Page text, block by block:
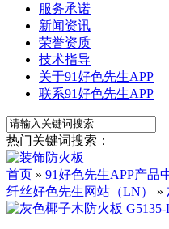
服务承诺
新闻资讯
荣誉资质
技术指导
关于91好色先生APP
联系91好色先生APP
热门关键词搜索：
首页 » 91好色先生APP产品
纤丝好色先生网站（LN）
»